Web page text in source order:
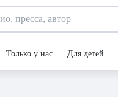
Только у нас Для детей